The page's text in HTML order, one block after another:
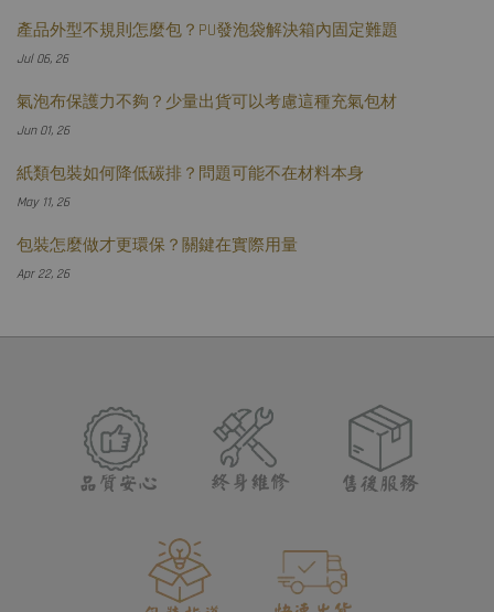
產品外型不規則怎麼包？PU發泡袋解決箱內固定難題
Jul 06, 26
氣泡布保護力不夠？少量出貨可以考慮這種充氣包材
Jun 01, 26
紙類包裝如何降低碳排？問題可能不在材料本身
May 11, 26
包裝怎麼做才更環保？關鍵在實際用量
Apr 22, 26